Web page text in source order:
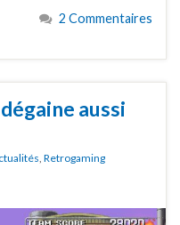
2 Commentaires
aussi
Retrogaming